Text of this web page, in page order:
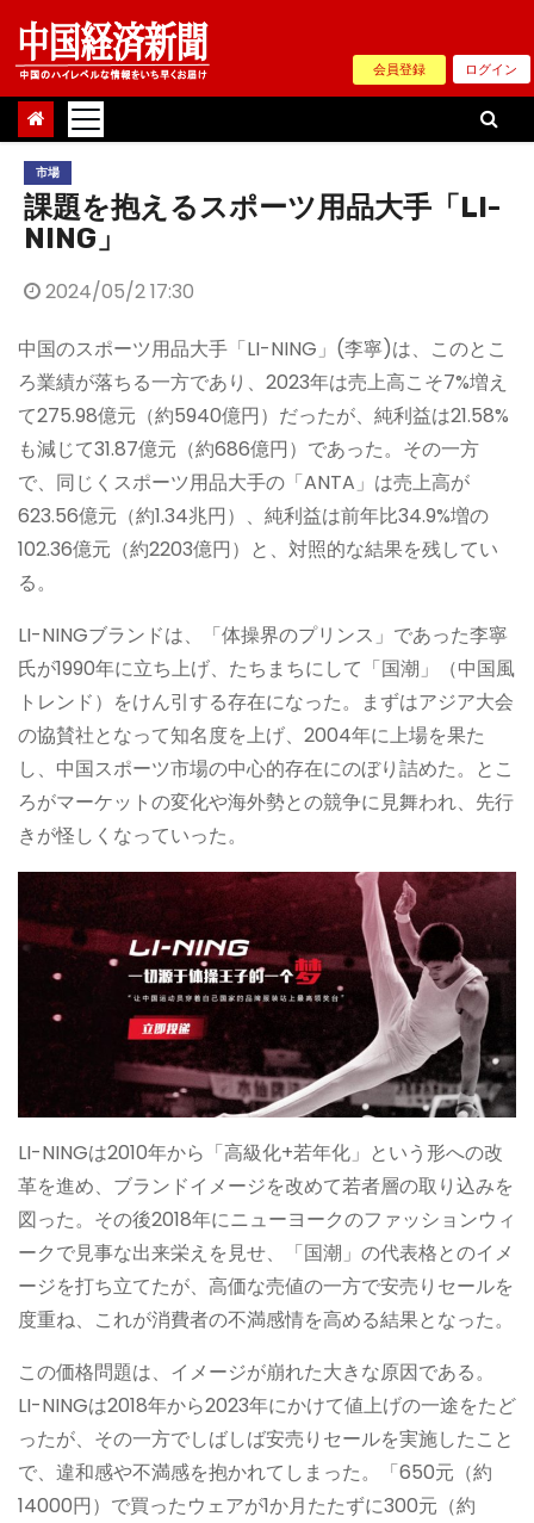
Skip
content
会員登録 ログイン
市場
課題を抱えるスポーツ用品大手「LI-
NING」
2024/05/2 17:30
中国のスポーツ用品大手「LI-NING」(李寧)は、このとこ
ろ業績が落ちる一方であり、2023年は売上高こそ7%増え
て275.98億元（約5940億円）だったが、純利益は21.58%
も減じて31.87億元（約686億円）であった。その一方
で、同じくスポーツ用品大手の「ANTA」は売上高が
623.56億元（約1.34兆円）、純利益は前年比34.9%増の
102.36億元（約2203億円）と、対照的な結果を残してい
る。
LI-NINGブランドは、「体操界のプリンス」であった李寧
氏が1990年に立ち上げ、たちまちにして「国潮」（中国風
トレンド）をけん引する存在になった。まずはアジア大会
の協賛社となって知名度を上げ、2004年に上場を果た
し、中国スポーツ市場の中心的存在にのぼり詰めた。とこ
ろがマーケットの変化や海外勢との競争に見舞われ、先行
きが怪しくなっていった。
LI-NINGは2010年から「高級化+若年化」という形への改
革を進め、ブランドイメージを改めて若者層の取り込みを
図った。その後2018年にニューヨークのファッションウィ
ークで見事な出来栄えを見せ、「国潮」の代表格とのイメ
ージを打ち立てたが、高価な売値の一方で安売りセールを
度重ね、これが消費者の不満感情を高める結果となった。
この価格問題は、イメージが崩れた大きな原因である。
LI-NINGは2018年から2023年にかけて値上げの一途をたど
ったが、その一方でしばしば安売りセールを実施したこと
で、違和感や不満感を抱かれてしまった。「650元（約
14000円）で買ったウェアが1か月たたずに300元（約